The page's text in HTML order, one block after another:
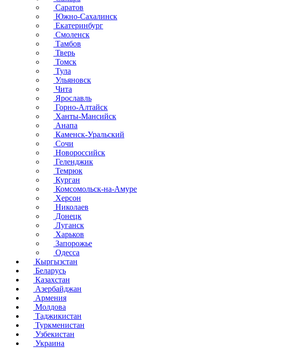
Саратов
Южно-Сахалинск
Екатеринбург
Смоленск
Тамбов
Тверь
Томск
Тула
Ульяновск
Чита
Ярославль
Горно-Алтайск
Ханты-Мансийск
Анапа
Каменск-Уральский
Сочи
Новороссийск
Геленджик
Темрюк
Курган
Комсомольск-на-Амуре
Херсон
Николаев
Донецк
Луганск
Харьков
Запорожье
Одесса
Кыргызстан
Беларусь
Казахстан
Азербайджан
Армения
Молдова
Таджикистан
Туркменистан
Узбекистан
Украина